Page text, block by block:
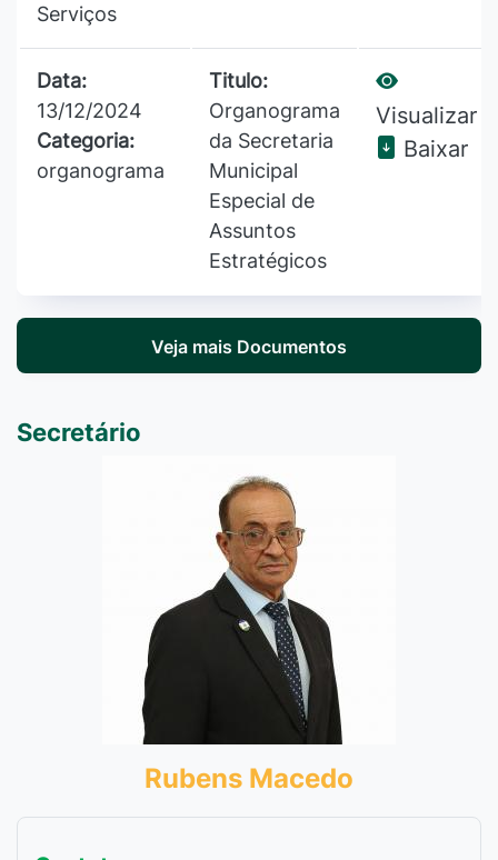
Serviços
Data:
13/12/2024
Categoria:
organograma
Titulo:
Organograma
da Secretaria
Municipal
Especial de
Assuntos
Estratégicos
Visualizar
Baixar
Veja mais Documentos
Secretário
Rubens Macedo